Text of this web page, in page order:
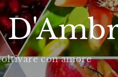
con amore